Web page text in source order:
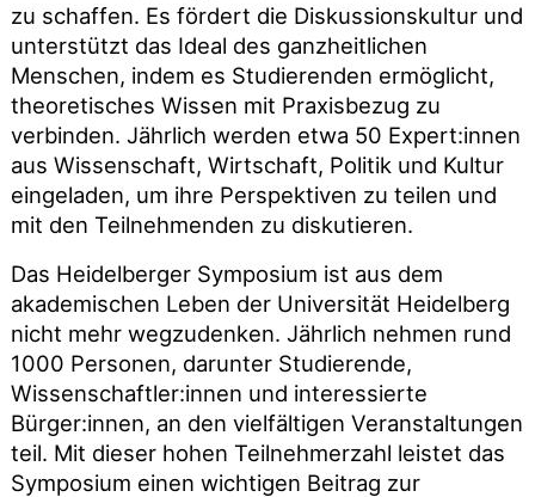
zu schaffen. Es fördert die Diskussionskultur und
unterstützt das Ideal des ganzheitlichen
Menschen, indem es Studierenden ermöglicht,
theoretisches Wissen mit Praxisbezug zu
verbinden. Jährlich werden etwa 50 Expert:innen
aus Wissenschaft, Wirtschaft, Politik und Kultur
eingeladen, um ihre Perspektiven zu teilen und
mit den Teilnehmenden zu diskutieren.
Das Heidelberger Symposium ist aus dem
akademischen Leben der Universität Heidelberg
nicht mehr wegzudenken. Jährlich nehmen rund
1000 Personen, darunter Studierende,
Wissenschaftler:innen und interessierte
Bürger:innen, an den vielfältigen Veranstaltungen
teil. Mit dieser hohen Teilnehmerzahl leistet das
Symposium einen wichtigen Beitrag zur